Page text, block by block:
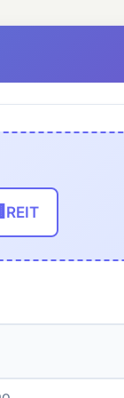
REIT